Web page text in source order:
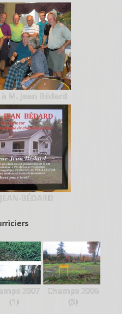
M. Jean Bédard
BÉDARD
2007
(1)
Champs 2006
(5)